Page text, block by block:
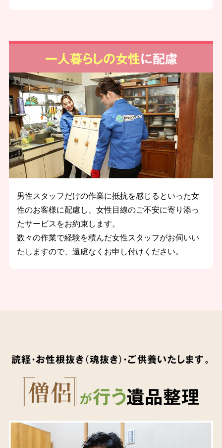
一人暮らしの女性に配慮
男性スタッフだけの作業に抵抗を感じるといった女
性のお客様に配慮し、女性目線のご不安に寄り添っ
たサービスをお約束します。
数々の作業で経験を積んだ女性スタッフがお伺いい
たしますので、遠慮なくお申し付けください。
が行う遺品整理
読経・お性根抜き（魂抜き）・ご供養いたします。